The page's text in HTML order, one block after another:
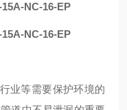
NC-16-EP
NC-16-EP
业等需要保护环境的